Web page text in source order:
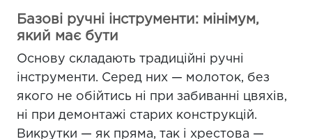
Базові ручні інструменти: мінімум,
який має бути
Основу складають традиційні ручні
інструменти. Серед них — молоток, без
якого не обійтись ні при забиванні цвяхів,
ні при демонтажі старих конструкцій.
Викрутки — як пряма, так і хрестова —